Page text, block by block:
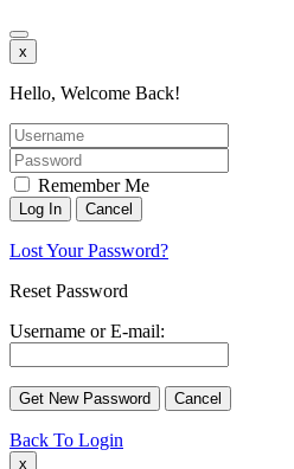
x
Hello, Welcome Back!
Remember Me
Lost Your Password?
Reset Password
Username or E-mail:
Back To Login
x